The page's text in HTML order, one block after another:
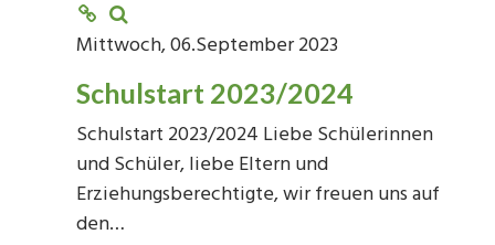
Mittwoch, 06.September 2023
Schulstart 2023/2024
Schulstart 2023/2024 Liebe Schülerinnen
und Schüler, liebe Eltern und
Erziehungsberechtigte, wir freuen uns auf
den…